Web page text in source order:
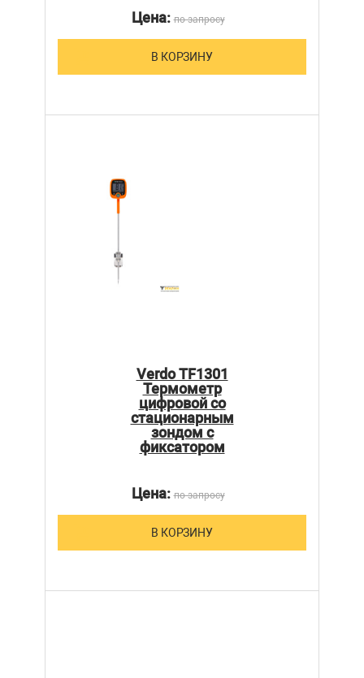
Цена:по запросу
В КОРЗИНУ
Verdo TF1301
Термометр
цифровой со
стационарным
зондом c
фиксатором
Цена:по запросу
В КОРЗИНУ